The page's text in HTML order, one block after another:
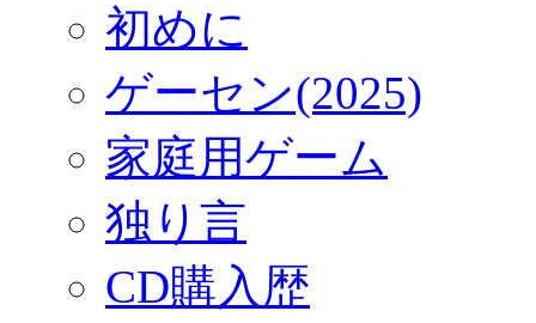
初めに
ゲーセン(2025)
家庭用ゲーム
独り言
CD購入歴